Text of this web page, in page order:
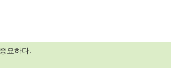
요하다.